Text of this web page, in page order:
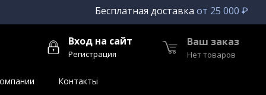
Бесплатная доставка от 25 000 ₽
Вход на сайт
Регистрация
Ваш заказ
Нет товаров
Контакты